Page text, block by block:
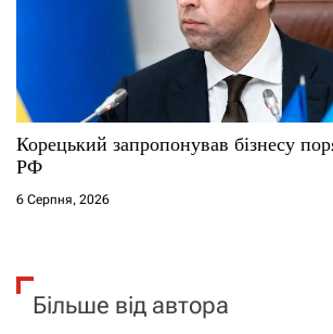
Корецький запропонував бізнесу
РФ
6 Серпня, 2026
Більше від автора